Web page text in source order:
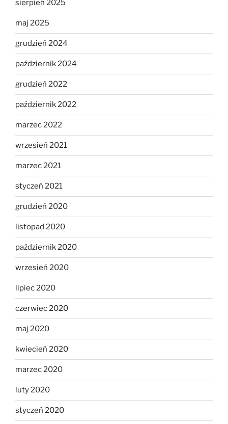
sierpień 2025
maj 2025
grudzień 2024
październik 2024
grudzień 2022
październik 2022
marzec 2022
wrzesień 2021
marzec 2021
styczeń 2021
grudzień 2020
listopad 2020
październik 2020
wrzesień 2020
lipiec 2020
czerwiec 2020
maj 2020
kwiecień 2020
marzec 2020
luty 2020
styczeń 2020